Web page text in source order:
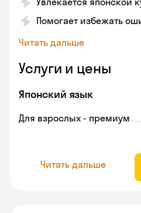
Помогает избежать
Читать дальше
Услуги и цены
Японский язык
Для взрослых - премиум
Читать дальше